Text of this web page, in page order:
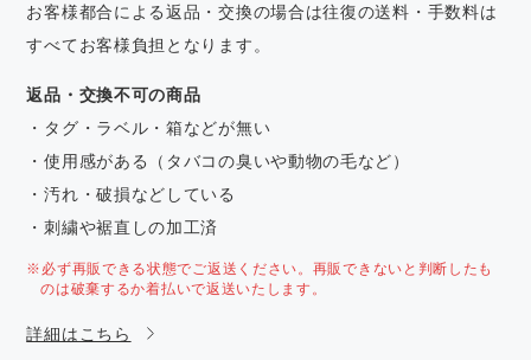
お客様都合による返品・交換の場合は往復の送料・手数料は
すべてお客様負担となります。
返品・交換不可の商品
・タグ・ラベル・箱などが無い
・使用感がある（タバコの臭いや動物の毛など）
・汚れ・破損などしている
・刺繍や裾直しの加工済
※必ず再販できる状態でご返送ください。再販できないと判断したも
のは破棄するか着払いで返送いたします。
詳細はこちら